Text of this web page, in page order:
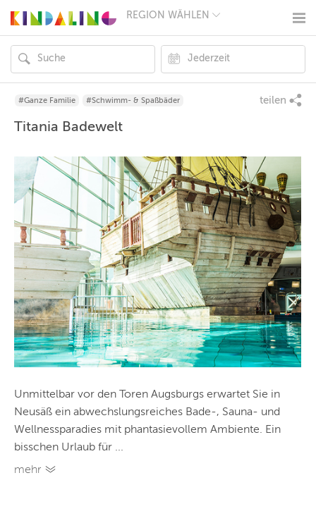
REGION WÄHLEN
MÜNCHEN
HAMBURG
FRANKFURT
KÖLN
DÜSSELDORF
DRESDEN
NÜRNBERG
WIEN
ZÜRICH
ANDERE
REGIONEN
#Ganze Familie #Schwimm- & Spaßbäder teilen
Titania Badewelt
Unmittelbar vor den Toren Augsburgs erwartet Sie in
Neusäß ein abwechslungsreiches Bade-, Sauna- und
Wellnessparadies mit phantasievollem Ambiente. Ein
bisschen Urlaub für ...
mehr